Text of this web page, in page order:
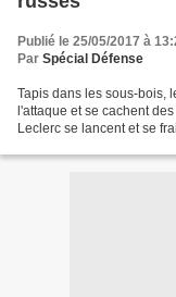
Publié le 25/05/2017 à
Par Spécial Défense
Tapis dans les sous-bois,
l'attaque et se cachent
Leclerc se lancent et se